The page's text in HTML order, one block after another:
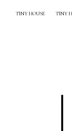
TINY HOUSE TINY